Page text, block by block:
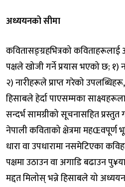
अध्ययनको सीमा
कवितासङ्ग्रहभित्रको कविताहरूलाई
पक्षले खोजी गर्ने प्रयास भएको छ; १)
२) नारीहरूले प्राप्त गरेको
हिसाबले हेर्दा पाएसम्मका
सन्दर्भ सामग्रीको सूचनासहित
नेपाली कविताको क्षेत्रमा महŒवपूर्ण
धारा वा उपधारामा नसमेटिएका
पक्षमा उठाउन वा अगाडि बढाउन
मद्दत मिलोस् भन्ने हिसाबले यो